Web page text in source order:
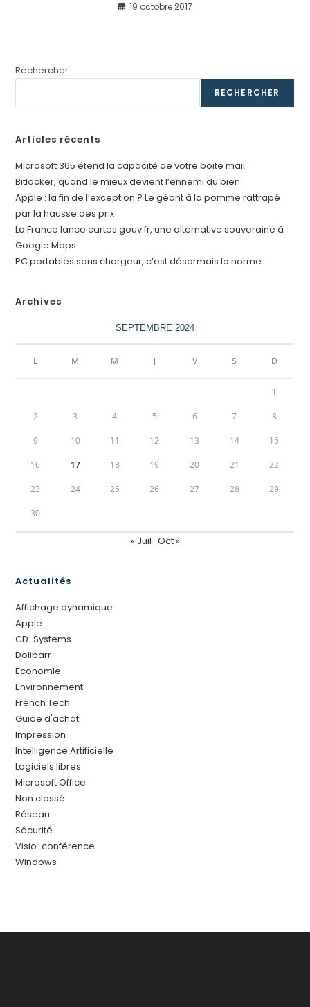
19 octobre 2017
Rechercher
RECHERCHER
Articles récents
Microsoft 365 étend la capacité de votre boite mail
Bitlocker, quand le mieux devient l’ennemi du bien
Apple : la fin de l’exception ? Le géant à la pomme rattrapé
par la hausse des prix
La France lance cartes.gouv.fr, une alternative souveraine à
Google Maps
PC portables sans chargeur, c’est désormais la norme
Archives
SEPTEMBRE 2024
L M M J V S D
1
2 3 4 5 6 7 8
9 10 11 12 13 14 15
16 17 18 19 20 21 22
23 24 25 26 27 28 29
30
« Juil Oct »
Actualités
Affichage dynamique
Apple
CD-Systems
Dolibarr
Economie
Environnement
French Tech
Guide d'achat
Impression
Intelligence Artificielle
Logiciels libres
Microsoft Office
Non classé
Réseau
Sécurité
Visio-conférence
Windows